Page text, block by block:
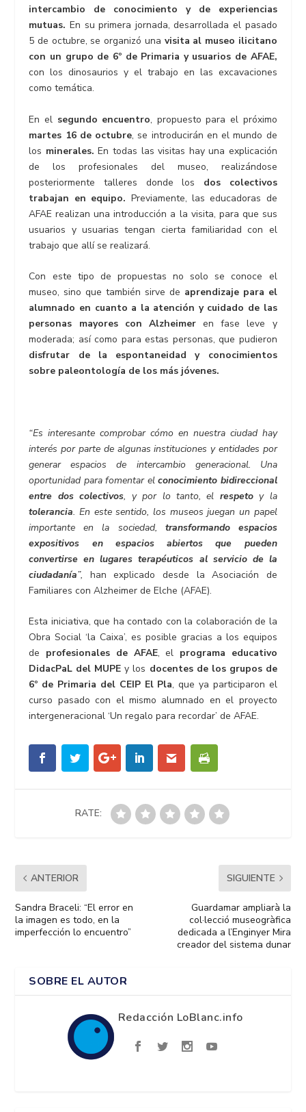
intercambio de conocimiento y de experiencias
mutuas.En su primera jornada, desarrollada el pasado
5 de octubre, se organizó una visita al museo ilicitano
con un grupo de 6º de Primaria y usuarios de AFAE,
con los dinosaurios y el trabajo en las excavaciones
como temática.
En el segundo encuentro, propuesto para el próximo
martes 16 de octubre, se introducirán en el mundo de
los minerales. En todas las visitas hay una explicación
de los profesionales del museo, realizándose
posteriormente talleres donde los dos colectivos
trabajan en equipo. Previamente, las educadoras de
AFAE realizan una introducción a la visita, para que sus
usuarios y usuarias tengan cierta familiaridad con el
trabajo que allí se realizará.
Con este tipo de propuestas no solo se conoce el
museo, sino que también sirve de aprendizaje para el
alumnado en cuanto a la atención y cuidado de las
personas mayores con Alzheimeren fase leve y
moderada; así como para estas personas, que pudieron
disfrutar de la espontaneidad y conocimientos
sobre paleontología de los más jóvenes.
“Es interesante comprobar cómo en nuestra ciudad hay
interés por parte de algunas instituciones y entidades por
generar espacios de intercambio generacional. Una
oportunidad para fomentar elconocimiento bidireccional
entre dos colectivos, y por lo tanto, el respetoy la
tolerancia. En este sentido, los museos juegan un papel
importante en la sociedad, transformando espacios
expositivos en espacios abiertos que pueden
convertirse en lugares terapéuticos al servicio de la
ciudadanía”, han explicado desde la Asociación de
Familiares con Alzheimer de Elche (AFAE).
Esta iniciativa, que ha contado con la colaboración de la
Obra Social ‘la Caixa’, es posible gracias a los equipos
de profesionales de AFAE, el programa educativo
DidacPaL del MUPE y los docentes de los grupos de
6º de Primaria del CEIP El Pla, que ya participaron el
curso pasado con el mismo alumnado en el proyecto
intergeneracional ‘Un regalo para recordar’ de AFAE.
RATE:
ANTERIOR
Sandra Braceli: “El error en
la imagen es todo, en la
imperfección lo encuentro”
SIGUIENTE
Guardamar ampliarà la
col·lecció museogràfica
dedicada a l’Enginyer Mira
creador del sistema dunar
SOBRE EL AUTOR
Redacción LoBlanc.info